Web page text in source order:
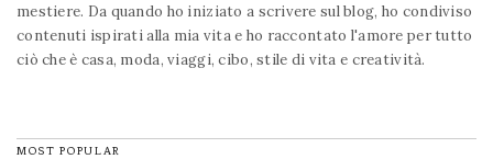
mestiere. Da quando ho iniziato a scrivere sul blog, ho condiviso
contenuti ispirati alla mia vita e ho raccontato l'amore per tutto
ciò che è casa, moda, viaggi, cibo, stile di vita e creatività.
MOST POPULAR